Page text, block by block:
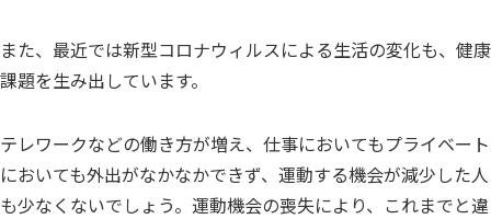
また、最近では新型コロナウィルスによる生活の変化も、健康
課題を生み出しています。
テレワークなどの働き方が増え、仕事においてもプライベート
においても外出がなかなかできず、運動する機会が減少した人
も少なくないでしょう。運動機会の喪失により、これまでと違